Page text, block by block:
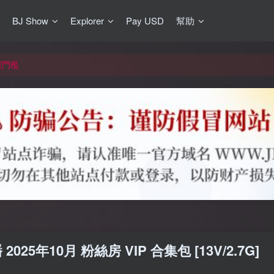
BJ Show Explorer Pay USD 幫助
檻
均不支援
新]
年10月 粉絲房 VIP 合集包 [13V/2.7G]